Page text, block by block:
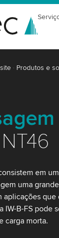
Produtos e
em
uma
IW-B-FS pode
carga morta.